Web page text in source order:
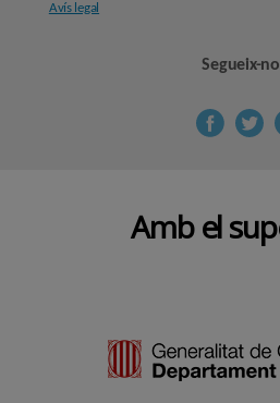
Avís legal
Segueix-
Amb el